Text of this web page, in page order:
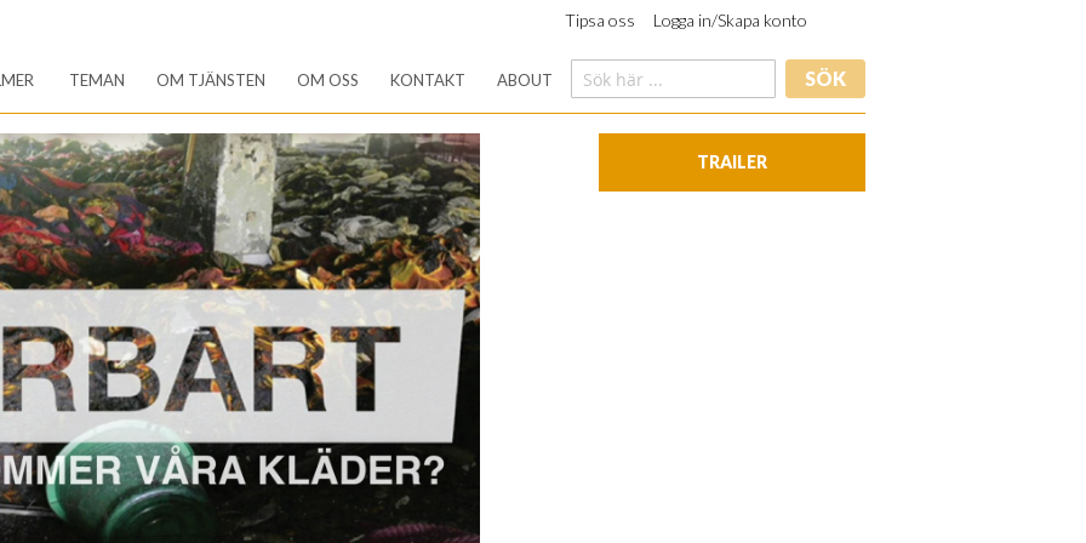
Tipsa oss Logga in/Skapa konto
TEMAN OM TJÄNSTEN OM OSS KONTAKT ABOUT SÖK
TRAILER